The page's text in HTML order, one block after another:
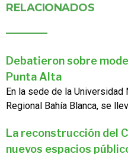
RELACIONADOS
Debatieron sobre
Punta Alta
En la sede de la Universidad
Regional Bahía Blanca, se
La reconstrucción del
nuevos espacios